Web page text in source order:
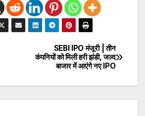
SEBI IPO मंजूरी | तीन
कंपनियों को मिली हरी झंडी, जल्द
बाजार में आएंगे नए IPO